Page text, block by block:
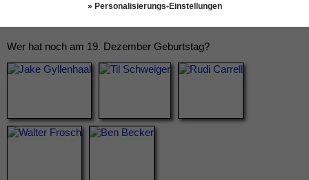
Wer hat noch am 19. Dezember Geburtstag?
» Personalisierungs-Einstellungen